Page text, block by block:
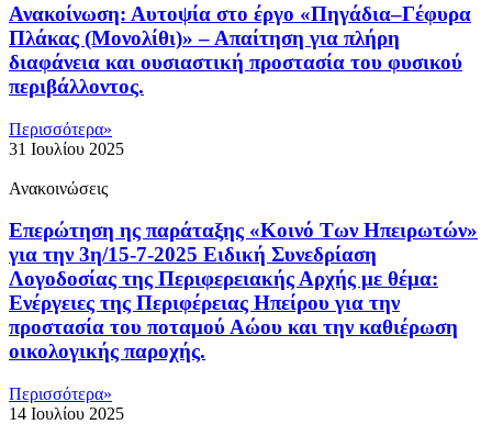
Ανακοίνωση: Αυτοψία στο έργο «Πηγάδια–Γέφυρα
Πλάκας (Μονολίθι)» – Απαίτηση για πλήρη
διαφάνεια και ουσιαστική προστασία του φυσικού
περιβάλλοντος.
Περισσότερα»
31 Ιουλίου 2025
Ανακοινώσεις
Επερώτηση ης παράταξης «Κοινό Των Ηπειρωτών»
για την 3η/15-7-2025 Ειδική Συνεδρίαση
Λογοδοσίας της Περιφερειακής Αρχής με θέμα:
Ενέργειες της Περιφέρειας Ηπείρου για την
προστασία του ποταμού Αώου και την καθιέρωση
οικολογικής παροχής.
Περισσότερα»
14 Ιουλίου 2025